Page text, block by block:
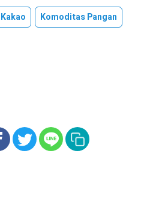
Kakao
Komoditas Pangan